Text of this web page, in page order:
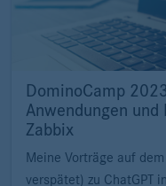
DominoCamp
Anwendungen
Zabbix
Meine Vorträge auf
verspätet) zu ChatGPT